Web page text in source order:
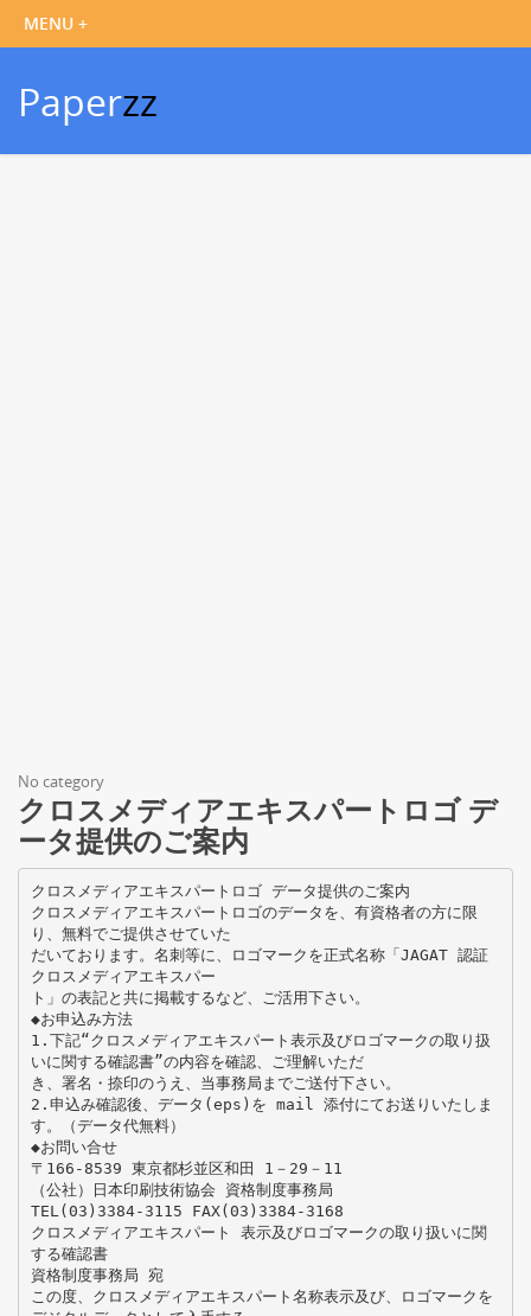
Paperzz
No category
クロスメディアエキスパートロゴ デ
ータ提供のご案内
クロスメディアエキスパートロゴ データ提供のご案内
クロスメディアエキスパートロゴのデータを、有資格者の方に限
り、無料でご提供させていた
だいております。名刺等に、ロゴマークを正式名称「JAGAT 認証
クロスメディアエキスパー
ト」の表記と共に掲載するなど、ご活用下さい。
◆お申込み方法
1.下記“クロスメディアエキスパート表示及びロゴマークの取り扱
いに関する確認書”の内容を確認、ご理解いただ
き、署名・捺印のうえ、当事務局までご送付下さい。
2.申込み確認後、データ(eps)を mail 添付にてお送りいたしま
す。（データ代無料）
◆お問い合せ
〒166-8539 東京都杉並区和田 1－29－11
（公社）日本印刷技術協会 資格制度事務局
TEL(03)3384-3115 FAX(03)3384-3168
クロスメディアエキスパート 表示及びロゴマークの取り扱いに関
する確認書
資格制度事務局 宛
この度、クロスメディアエキスパート名称表示及び、ロゴマークを